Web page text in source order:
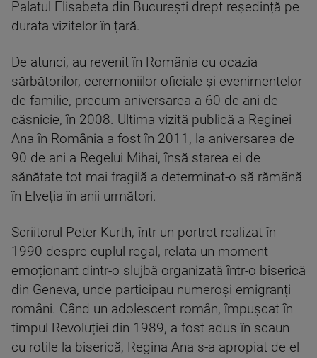
Palatul Elisabeta din București drept reședință pe
durata vizitelor în țară.
De atunci, au revenit în România cu ocazia
sărbătorilor, ceremoniilor oficiale și evenimentelor
de familie, precum aniversarea a 60 de ani de
căsnicie, în 2008. Ultima vizită publică a Reginei
Ana în România a fost în 2011, la aniversarea de
90 de ani a Regelui Mihai, însă starea ei de
sănătate tot mai fragilă a determinat-o să rămână
în Elveția în anii următori.
Scriitorul Peter Kurth, într-un portret realizat în
1990 despre cuplul regal, relata un moment
emoționant dintr-o slujbă organizată într-o biserică
din Geneva, unde participau numeroși emigranți
români. Când un adolescent român, împușcat în
timpul Revoluției din 1989, a fost adus în scaun
cu rotile la biserică, Regina Ana s-a apropiat de el